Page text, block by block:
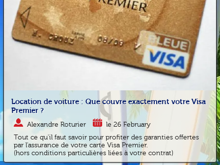
Location de voiture : Que couvre exactement votre Visa
Premier ?
Alexandre Roturier
le 26 February
Tout ce qu'il faut savoir pour profiter des garanties offertes
par l'assurance de votre carte Visa Premier.
(hors conditions particulières liées à votre contrat)